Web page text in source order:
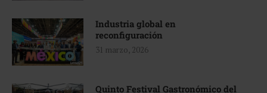
Industria global en
reconfiguración
31 marzo, 2026
Quinto Festival Gastronómico del